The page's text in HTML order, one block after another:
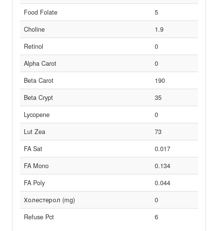
Food Folate
5
Choline
1.9
Retinol
0
Alpha Carot
0
Beta Carot
190
Beta Crypt
35
Lycopene
0
Lut Zea
73
FA Sat
0.017
FA Mono
0.134
FA Poly
0.044
Холестерол (mg)
0
Refuse Pct
6